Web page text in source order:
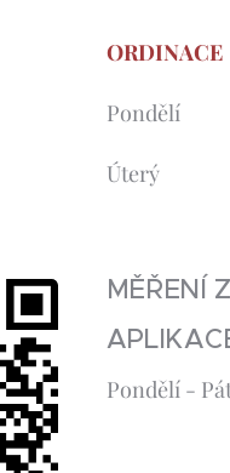
ORDINACE
Pondělí
Úterý
MĚŘENÍ
Pondělí